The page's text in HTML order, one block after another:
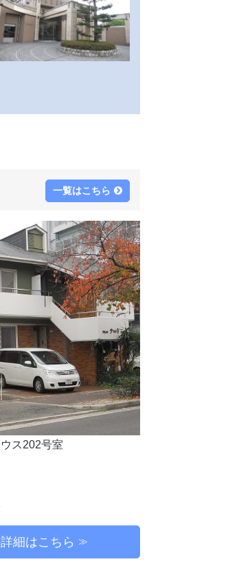
一覧はこちら
ス202号室
細はこちら